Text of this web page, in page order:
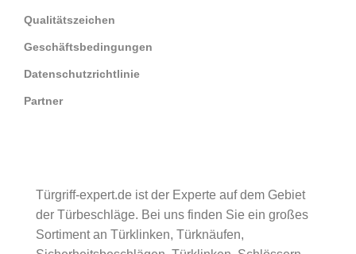
Qualitätszeichen
Geschäftsbedingungen
Datenschutzrichtlinie
Partner
Türgriff-expert.de ist der Experte auf dem Gebiet
der Türbeschläge. Bei uns finden Sie ein großes
Sortiment an Türklinken, Türknäufen,